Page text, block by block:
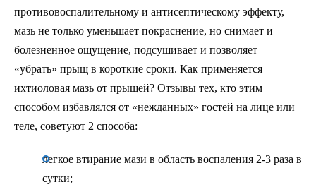
противовоспалительному и антисептическому эффекту,
мазь не только уменьшает покраснение, но снимает и
болезненное ощущение, подсушивает и позволяет
«убрать» прыщ в короткие сроки. Как применяется
ихтиоловая мазь от прыщей? Отзывы тех, кто этим
способом избавлялся от «нежданных» гостей на лице или
теле, советуют 2 способа:
легкое втирание мази в область воспаления 2-3 раза в
сутки;